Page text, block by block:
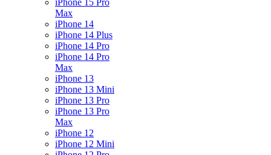
iPhone 15 Pro
Max
iPhone 14
iPhone 14 Plus
iPhone 14 Pro
iPhone 14 Pro
Max
iPhone 13
iPhone 13 Mini
iPhone 13 Pro
iPhone 13 Pro
Max
iPhone 12
iPhone 12 Mini